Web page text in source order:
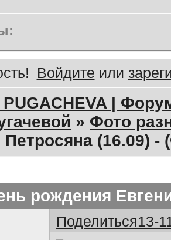
Войдите или
PUGACHEVA |
» Фото
Петросяна (16.09)
рождения
Поделиться13-